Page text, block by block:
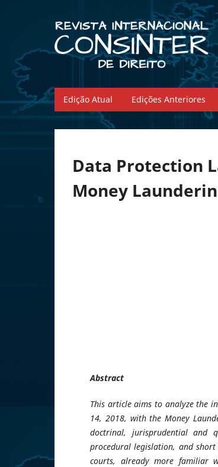
Edição Atual Edições Anteriores
Data Protection
Money
Abstract
This article aims to analyze the
14, 2018, with the Money
doctrinal, jurisprudential and
procedural legislation, and
courts, already more familiar